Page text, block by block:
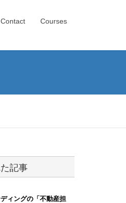
Contact Courses
記事
ィングの「不動産担